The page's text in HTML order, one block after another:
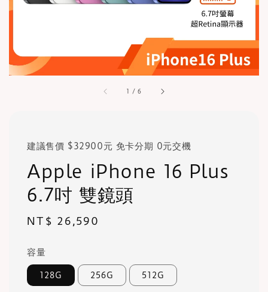
1 /6
建議售價 $32900元 免卡分期 0元交機
Apple iPhone 16 Plus
6.7吋 雙鏡頭
Regular
NT$ 26,590
容量
128G 256G 512G